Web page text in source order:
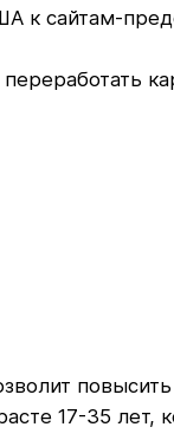
к сайтам-
17-35 лет,